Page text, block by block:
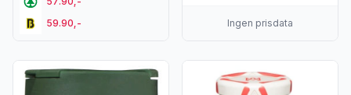
59.90,-
Ingen prisdata
Vis flere detaljer for produktet "Chili Powder 43g glass
Vis flere detaljer for